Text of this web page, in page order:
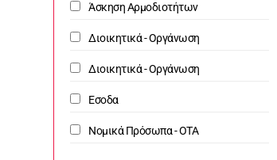
Άσκηση Αρμοδιοτήτων
Διοικητικά - Οργάνωση
Διοικητικά - Οργάνωση
Εσοδα
Νομικά Πρόσωπα - ΟΤΑ